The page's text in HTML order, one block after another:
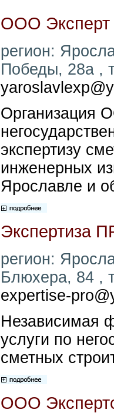
ООО Эксперт
регион:
Победы, 28а ,
Организация
экспертизу
инженерных
Ярославле и
Экспертиза
регион:
Блюхера, 84 ,
expertise-
Независимая
услуги по
сметных
ООО